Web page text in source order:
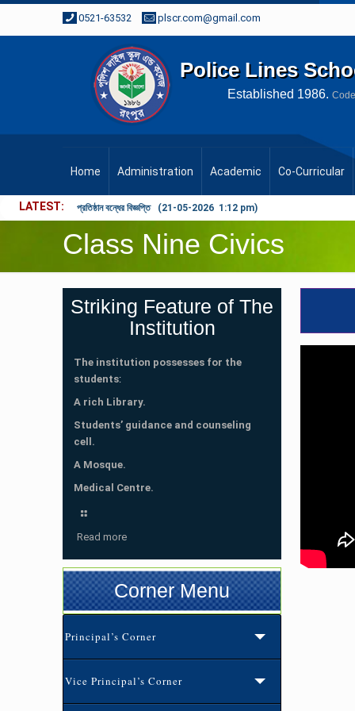
0521-63532 plscr.com@gmail.com
Police Lines
Established 1986. Code
Home Administration Academic Co-Curricular
LATEST প্রতিষ্ঠান বন্ধের বিজ্ঞপ্তি (21-05-2026 1:12 pm)
Class Nine Civics
Striking Feature of The
Institution
The institution possesses for the
students:
A rich Library.
Students’ guidance and counseling
cell.
A Mosque.
Medical Centre.
Read more
Corner Menu
Principal’s Corner
Vice Principal’s Corner